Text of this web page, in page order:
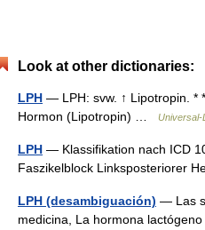
Look at other dictionaries:
LPH — LPH: svw. ↑ Lipotropin. *
Hormon (Lipotropin) …
Universal-
LPH — Klassifikation nach ICD
Faszikelblock Linksposteriorer
LPH (desambiguación) — Las
medicina, La hormona